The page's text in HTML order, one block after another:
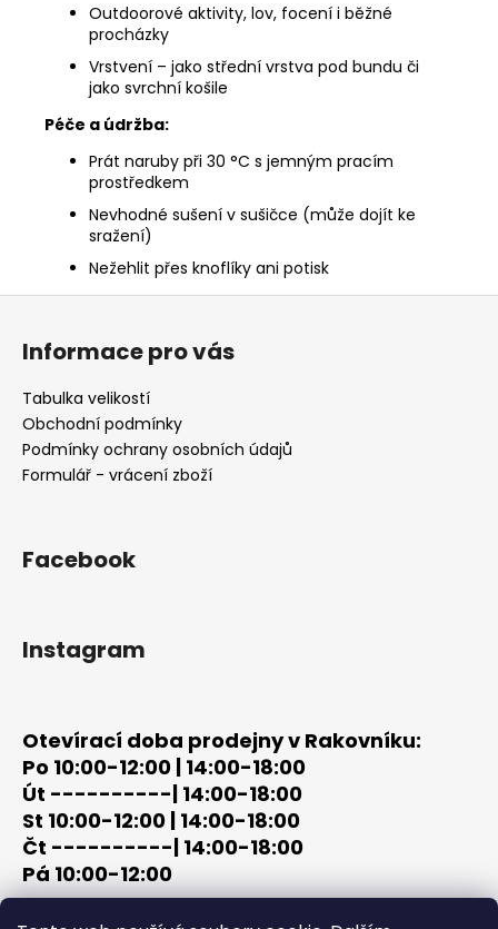
Outdoorové aktivity, lov, focení i běžné
procházky
Vrstvení – jako střední vrstva pod bundu či
jako svrchní košile
Péče a údržba:
Prát naruby při 30 °C s jemným pracím
prostředkem
Nevhodné sušení v sušičce (může dojít ke
sražení)
Nežehlit přes knoflíky ani potisk
Z
Informace pro vás
Tabulka velikostí
Obchodní podmínky
Podmínky ochrany osobních údajů
Formulář - vrácení zboží
Facebook
Instagram
Otevírací doba prodejny v Rakovníku:
Po 10:00-12:00 | 14:00-18:00
Út ----------| 14:00-18:00
St 10:00-12:00 | 14:00-18:00
Čt ----------| 14:00-18:00
Pá 10:00-12:00